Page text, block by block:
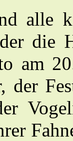
alle
die
am
der